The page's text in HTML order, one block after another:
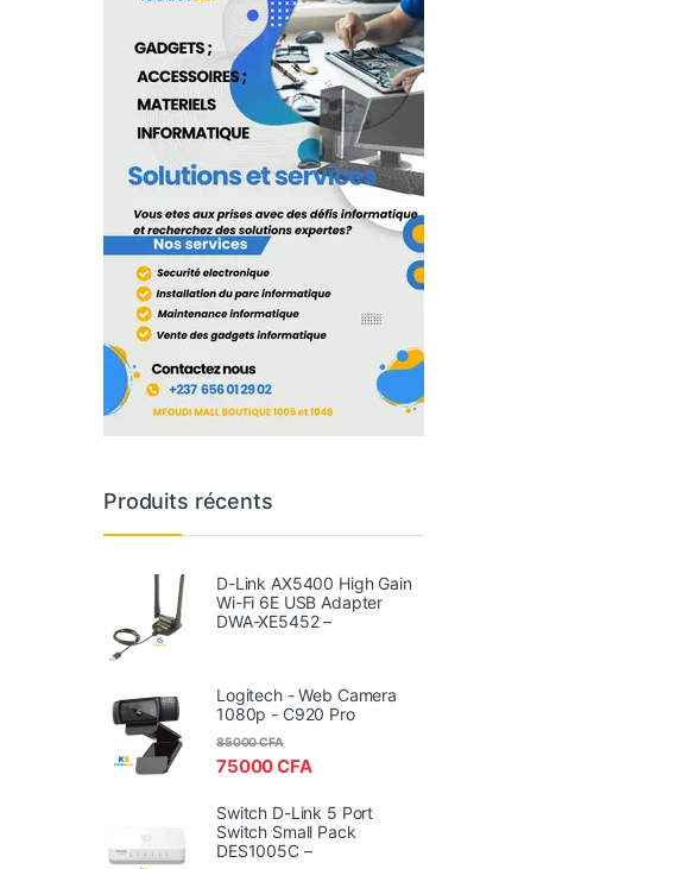
Produits récents
D-Link AX5400 High Gain
Wi-Fi 6E USB Adapter
DWA-XE5452 –
Logitech - Web Camera
1080p - C920 Pro
75000CFA
85000CFA
Switch D-Link 5 Port
Switch Small Pack
DES1005C –